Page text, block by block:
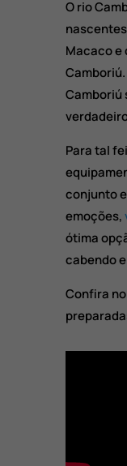
O rio
Macaco e
Camboriú
Para tal
conjunto
emoções,
ótima
cabendo
Confira